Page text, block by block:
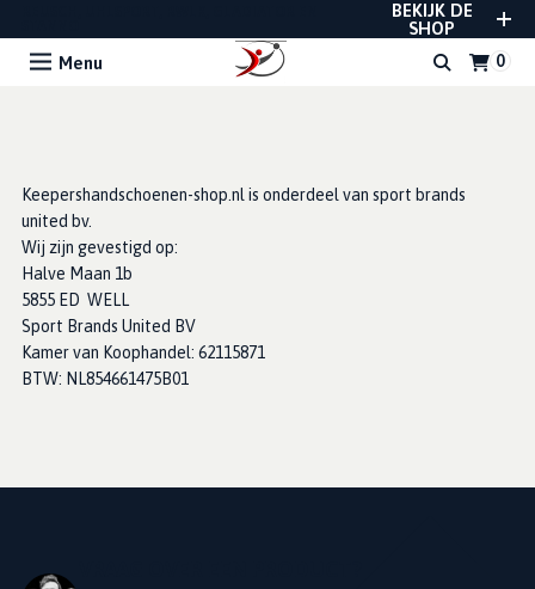
BEKIJK DE
SHOP
Menu
Keepershandschoenen-shop.nl is onderdeel van sport brands
united bv.
Wij zijn gevestigd op:
Halve Maan 1b
5855 ED WELL
Sport Brands United BV
Kamer van Koophandel: 62115871
BTW: NL854661475B01